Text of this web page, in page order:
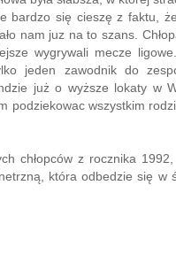
bardzo się cieszę z faktu,
nam juz na to szans.
wygrywali mecze
jeden zawodnik do
już o wyższe lokaty w
podziekowac wszystkim
chłopców z rocznika
która odbedzie się